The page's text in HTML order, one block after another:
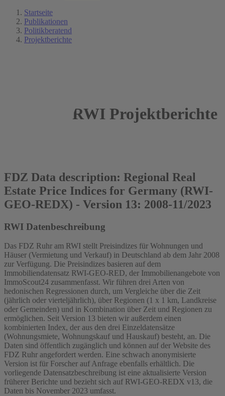
Startseite
Publikationen
Politikberatend
Projektberichte
RWI Projektberichte
FDZ Data description: Regional Real
Estate Price Indices for Germany (RWI-
GEO-REDX) - Version 13: 2008-11/2023
RWI Datenbeschreibung
Das FDZ Ruhr am RWI stellt Preisindizes für Wohnungen und
Häuser (Vermietung und Verkauf) in Deutschland ab dem Jahr 2008
zur Verfügung. Die Preisindizes basieren auf dem
Immobiliendatensatz RWI-GEO-RED, der Immobilienangebote von
ImmoScout24 zusammenfasst. Wir führen drei Arten von
hedonischen Regressionen durch, um Vergleiche über die Zeit
(jährlich oder vierteljährlich), über Regionen (1 x 1 km, Landkreise
oder Gemeinden) und in Kombination über Zeit und Regionen zu
ermöglichen. Seit Version 13 bieten wir außerdem einen
kombinierten Index, der aus den drei Einzeldatensätze
(Wohnungsmiete, Wohnungskauf und Hauskauf) besteht, an. Die
Daten sind öffentlich zugänglich und können auf der Website des
FDZ Ruhr angefordert werden. Eine schwach anonymisierte
Version ist für Forscher auf Anfrage ebenfalls erhältlich. Die
vorliegende Datensatzbeschreibung ist eine aktualisierte Version
früherer Berichte und bezieht sich auf RWI-GEO-REDX v13, die
Daten bis November 2023 umfasst.